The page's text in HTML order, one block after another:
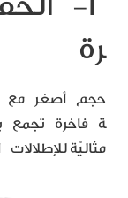
رة
حجم أصغر مع
ة فاخرة تجمع
مثاليّة